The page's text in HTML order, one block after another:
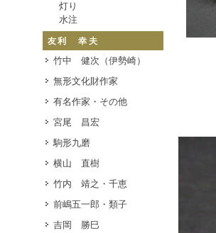
灯り
水注
友利 幸夫
竹中 健次（伊勢崎）
無形文化財作家
有名作家・その他
宮尾 昌宏
駒形九磨
横山 直樹
竹内 靖之・千恵
前嶋五一郎・類子
吉岡 勝巳